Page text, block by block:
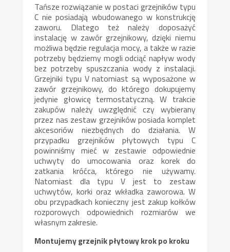
Tańsze rozwiązanie w postaci grzejników typu
C nie posiadają wbudowanego w konstrukcję
zaworu. Dlatego też należy doposażyć
instalację w zawór grzejnikowy, dzięki niemu
możliwa będzie regulacja mocy, a także w razie
potrzeby będziemy mogli odciąć napływ wody
bez potrzeby spuszczania wody z instalacji.
Grzejniki typu V natomiast są wyposażone w
zawór grzejnikowy, do którego dokupujemy
jedynie głowicę termostatyczną. W trakcie
zakupów należy uwzględnić czy wybierany
przez nas zestaw grzejników posiada komplet
akcesoriów niezbędnych do działania. W
przypadku grzejników płytowych typu C
powinniśmy mieć w zestawie odpowiednie
uchwyty do umocowania oraz korek do
zatkania króćca, którego nie używamy.
Natomiast dla typu V jest to zestaw
uchwytów, korki oraz wkładka zaworowa. W
obu przypadkach konieczny jest zakup kołków
rozporowych odpowiednich rozmiarów we
własnym zakresie.
Montujemy grzejnik płytowy krok po kroku